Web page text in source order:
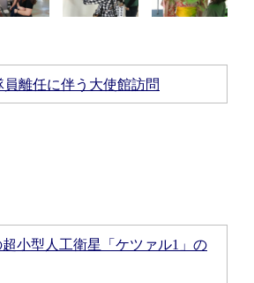
離任に伴う大使館訪問
小型人工衛星「ケツァル1」の